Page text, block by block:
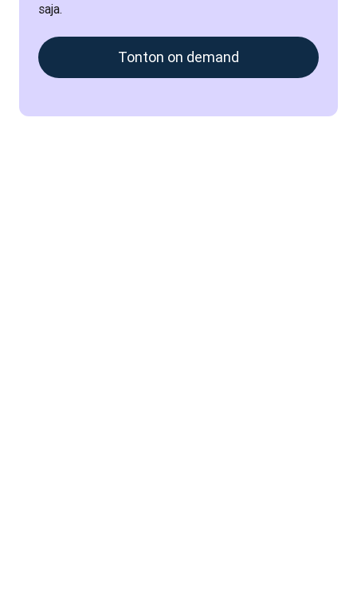
saja.
Tonton on demand